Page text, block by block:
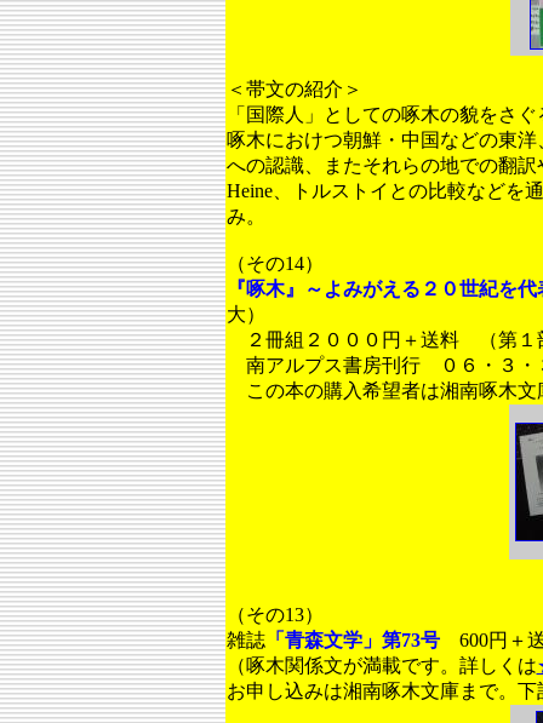
＜帯文の紹介＞
「国際人」としての啄木の貌をさぐ
啄木におけつ朝鮮・中国などの東
への認識、またそれらの地での翻
Heine、トルストイとの比較などを
み。
（その14）
『啄木』～よみがえる２０世紀を
大）
２冊組２０００円＋送料 （第１
南アルプス書房刊行 ０６・３・
この本の購入希望者は湘南啄木文
（その13）
雑誌「青森文学」第73号600円＋
（啄木関係文が満載です。詳しくは
お申し込みは湘南啄木文庫まで。